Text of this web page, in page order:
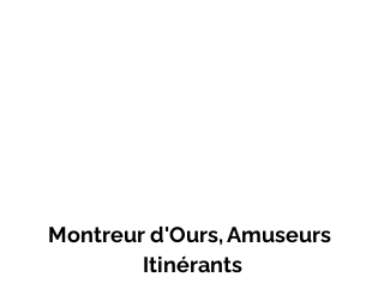
Montreur d'Ours, Amuseurs
Itinérants